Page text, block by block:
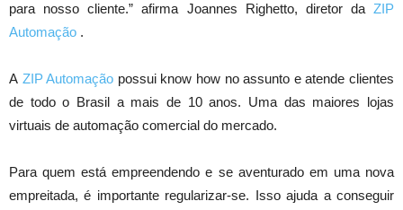
para nosso cliente.” afirma Joannes Righetto, diretor da ZIP
Automação .
A ZIP Automação possui know how no assunto e atende clientes
de todo o Brasil a mais de 10 anos. Uma das maiores lojas
virtuais de automação comercial do mercado.
Para quem está empreendendo e se aventurado em uma nova
empreitada, é importante regularizar-se. Isso ajuda a conseguir